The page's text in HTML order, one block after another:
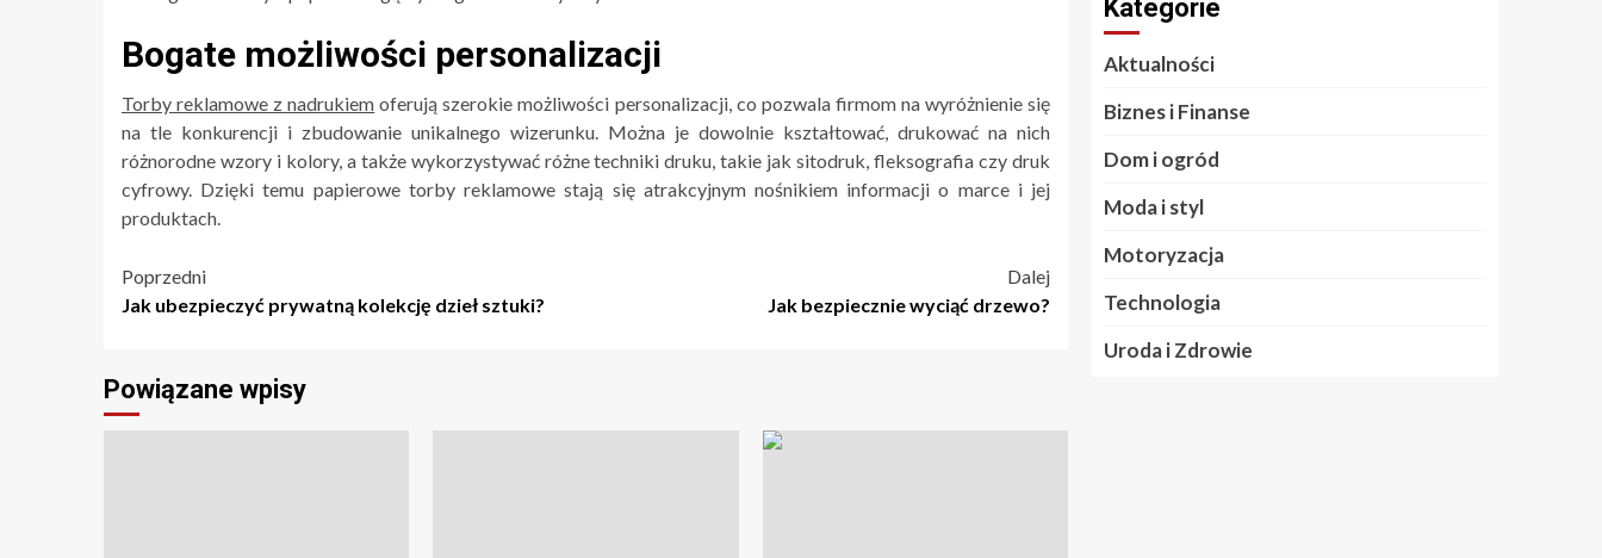
Bogate możliwości personalizacji
Torby reklamowe z nadrukiem oferują szerokie możliwości personalizacji, co pozwala firmom na wyróżnienie się
na tle konkurencji i zbudowanie unikalnego wizerunku. Można je dowolnie kształtować, drukować na nich
różnorodne wzory i kolory, a także wykorzystywać różne techniki druku, takie jak sitodruk, fleksografia czy druk
cyfrowy. Dzięki temu papierowe torby reklamowe stają się atrakcyjnym nośnikiem informacji o marce i jej
produktach.
Nawigacja
Poprzedni
Jak ubezpieczyć prywatną kolekcję dzieł sztuki?
Dalej
Jak bezpiecznie wyciąć drzewo?
Powiązane wpisy
Kategorie
Aktualności
Biznes i Finanse
Dom i ogród
Moda i styl
Motoryzacja
Technologia
Uroda i Zdrowie